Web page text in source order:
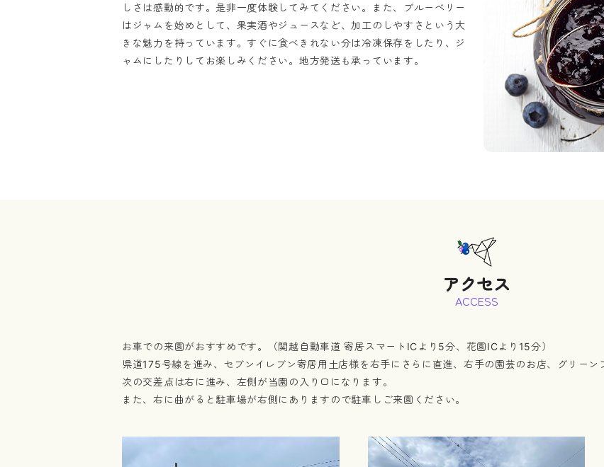
しさは感動的です。是非一度体験してみてください。また、ブルーベリー
はジャムを始めとして、果実酒やジュースなど、加工のしやすさという大
きな魅力を持っています。すぐに食べきれない分は冷凍保存をしたり、ジ
ャムにしたりしてお楽しみください。地方発送も承っています。
アクセス
ACCESS
お車での来園がおすすめです。（関越自動車道 寄居スマートICより5分、花園ICより15分）
県道175号線を進み、セブンイレブン寄居用土店様を右手にさらに直進、右手の園芸のお店、グリーン
次の交差点は右に進み、左側が当園の入り口になります。
また、右に曲がると駐車場が右側にありますので駐車しご来園ください。